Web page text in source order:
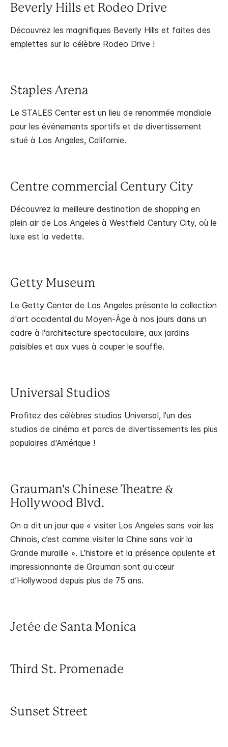
Beverly Hills et Rodeo Drive
Découvrez les magnifiques Beverly Hills et faites des
emplettes sur la célèbre Rodeo Drive !
Staples Arena
Le STALES Center est un lieu de renommée mondiale
pour les événements sportifs et de divertissement
situé à Los Angeles, Californie.
Centre commercial Century City
Découvrez la meilleure destination de shopping en
plein air de Los Angeles à Westfield Century City, où le
luxe est la vedette.
Getty Museum
Le Getty Center de Los Angeles présente la collection
d'art occidental du Moyen-Âge à nos jours dans un
cadre à l'architecture spectaculaire, aux jardins
paisibles et aux vues à couper le souffle.
Universal Studios
Profitez des célèbres studios Universal, l'un des
studios de cinéma et parcs de divertissements les plus
populaires d'Amérique !
Grauman's Chinese Theatre &
Hollywood Blvd.
On a dit un jour que « visiter Los Angeles sans voir les
Chinois, c’est comme visiter la Chine sans voir la
Grande muraille ». L’histoire et la présence opulente et
impressionnante de Grauman sont au cœur
d’Hollywood depuis plus de 75 ans.
Jetée de Santa Monica
Third St. Promenade
Sunset Street